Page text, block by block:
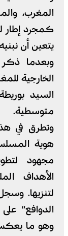
المغرب،
كمجرد إطار
يتعين أن
وبعدما
الخارجية
السيد
متوسطية.
وتطرق في
هوية
مجهود
الأهداف
لتنزيها.
الدوافع”
وهو ما يعكس